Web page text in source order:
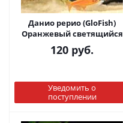
Данио рерио (GloFish)
Оранжевый светящийся
120 руб.
Уведомить о
поступлении